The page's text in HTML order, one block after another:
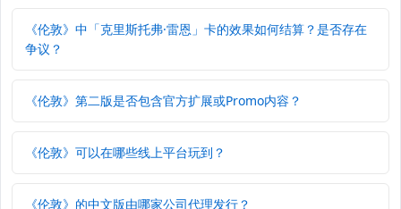
《伦敦》中「克里斯托弗·雷恩」卡的效果如何结算？是否存在
争议？
《伦敦》第二版是否包含官方扩展或Promo内容？
《伦敦》可以在哪些线上平台玩到？
《伦敦》的中文版由哪家公司代理发行？